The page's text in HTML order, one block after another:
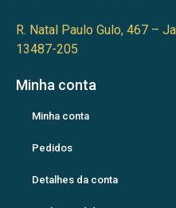
R. Natal Paulo Gulo, 467 –
13487-205
Minha conta
Minha conta
Pedidos
Detalhes da conta